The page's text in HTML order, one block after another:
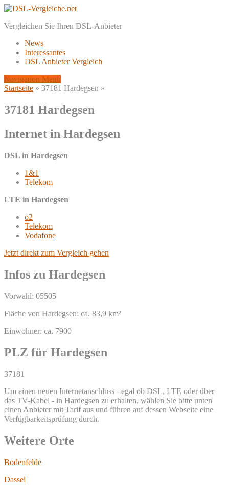
Vergleichen Sie Ihren DSL-Anbieter
News
Interessantes
DSL Anbieter Vergleich
Navigation Menu
Startseite » 37181 Hardegsen »
37181 Hardegsen
Internet in Hardegsen
DSL in Hardegsen
1&1
Telekom
LTE in Hardegsen
o2
Telekom
Vodafone
Jetzt direkt zum Vergleich gehen
Infos zu Hardegsen
Vorwahl: 05505
Fläche von Hardegsen: ca. 83,9 km²
Einwohner: ca. 7900
PLZ für Hardegsen
37181
Um einen neuen Internetanschluss - egal ob DSL, LTE oder über
das TV-Kabel - in Hardegsen zu erhalten, wählen Sie bitte unten
einen Anbieter mit Tarif aus und führen auf dessen Webseite eine
Verfügbarkeitsprüfung durch.
Weitere Orte
Bodenfelde
Dassel